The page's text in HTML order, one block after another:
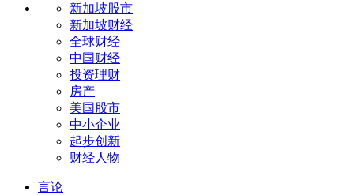
新加坡股市
新加坡财经
全球财经
中国财经
投资理财
房产
美国股市
中小企业
起步创新
财经人物
言论